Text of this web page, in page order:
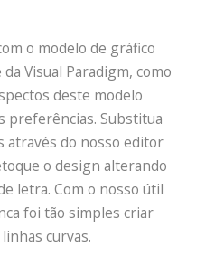
o modelo de gráfico
Visual Paradigm, como
deste modelo
preferências. Substitua
através do nosso editor
o design alterando
letra. Com o nosso útil
foi tão simples criar
curvas.